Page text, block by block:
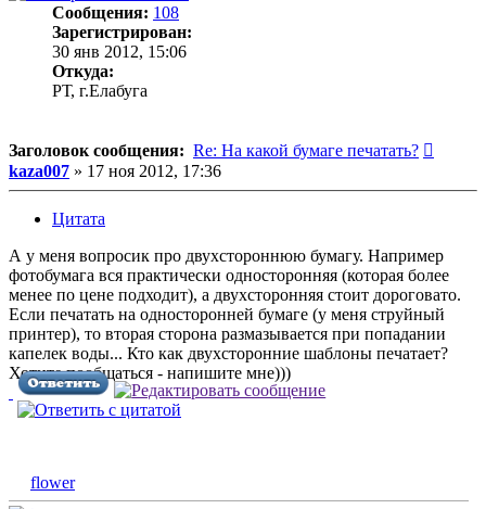
Сообщения: 108
Зарегистрирован:
30 янв 2012, 15:06
Откуда:
РТ, г.Елабуга
Заголовок сообщения: Re: На какой бумаге печатать?
kaza007 » 17 ноя 2012, 17:36
Цитата
А у меня вопросик про двухстороннюю бумагу. Например
фотобумага вся практически односторонняя (которая более
менее по цене подходит), а двухсторонняя стоит дороговато.
Если печатать на односторонней бумаге (у меня струйный
принтер), то вторая сторона размазывается при попадании
капелек воды... Кто как двухсторонние шаблоны печатает?
Хотите пообщаться - напишите мне)))
flower